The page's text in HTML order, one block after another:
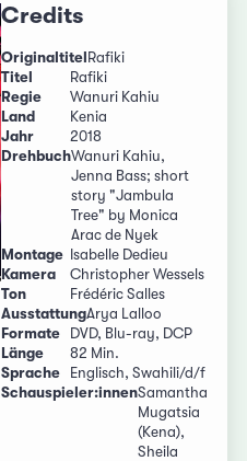
Credits
Originaltitel Rafiki
Titel
Rafiki
Regie
Wanuri Kahiu
Land
Kenia
Jahr
2018
DrehbuchWanuri Kahiu,
Jenna Bass; short
story "Jambula
Tree" by Monica
Arac de Nyek
Montage Isabelle Dedieu
Kamera
Christopher Wessels
Ton
Frédéric Salles
AusstattungArya Lalloo
Formate
DVD, Blu-ray, DCP
Länge
82 Min.
Sprache
Englisch, Swahili/d/f
Schauspieler:innenSamantha
Mugatsia
(Kena),
Sheila